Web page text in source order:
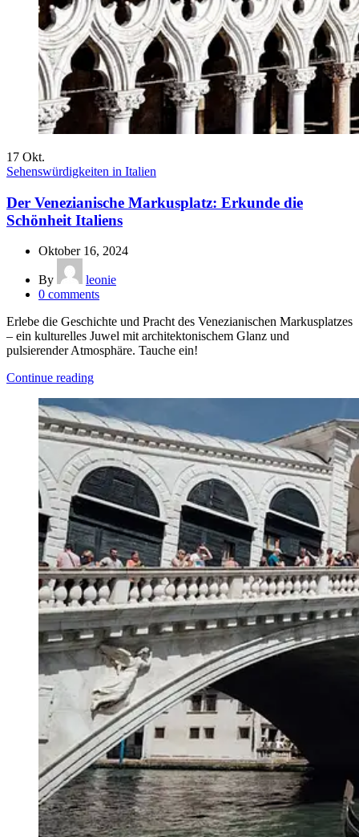
17 Okt.
Sehenswürdigkeiten in Italien
Der Venezianische Markusplatz: Erkunde die
Schönheit Italiens
Oktober 16, 2024
By
leonie
0 comments
Erlebe die Geschichte und Pracht des Venezianischen Markusplatzes
– ein kulturelles Juwel mit architektonischem Glanz und
pulsierender Atmosphäre. Tauche ein!
Continue reading